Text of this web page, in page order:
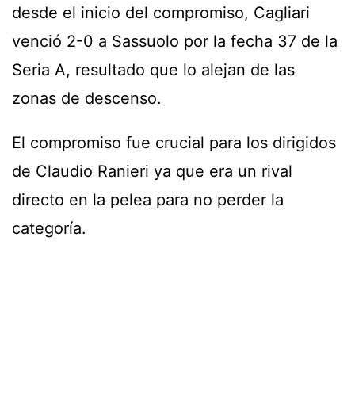
desde el inicio del compromiso, Cagliari
venció 2-0 a Sassuolo por la fecha 37 de la
Seria A, resultado que lo alejan de las
zonas de descenso.
El compromiso fue crucial para los dirigidos
de Claudio Ranieri ya que era un rival
directo en la pelea para no perder la
categoría.